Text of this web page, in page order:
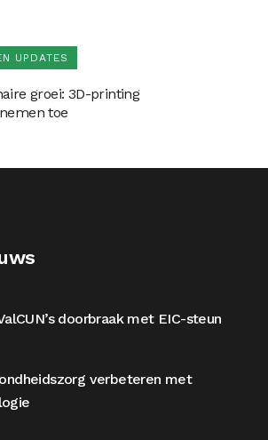
UPDATES
groei: 3D-printing
toe
doorbraak met EIC-steun
verbeteren met